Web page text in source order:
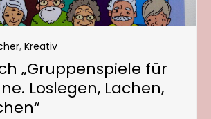
, Kreativ
„Gruppenspiele für
Loslegen, Lachen,